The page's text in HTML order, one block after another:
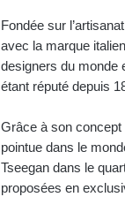
Fondée sur
avec la marque
designers du monde
étant réputé depuis
Grâce à son concept
pointue dans le
Tseegan dans le
proposées en